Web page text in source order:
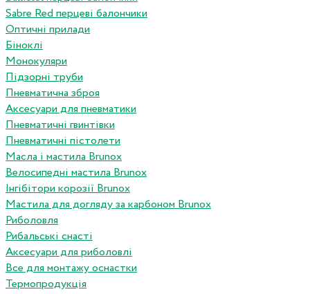
Sabre Red перцеві балончики
Оптичні прилади
Біноклі
Монокуляри
Підзорні труби
Пневматична зброя
Аксесуари для пневматики
Пневматичні гвинтівки
Пневматичні пістолети
Масла і мастила Brunox
Велосипедні мастила Brunox
Інгібітори корозії Brunox
Мастила для догляду за карбоном Brunox
Риболовля
Рибальські снасті
Аксесуари для риболовлі
Все для монтажу оснастки
Термопродукція